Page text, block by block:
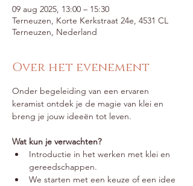
09 aug 2025, 13:00 – 15:30
Terneuzen, Korte Kerkstraat 24e, 4531 CL
Terneuzen, Nederland
Over het evenement
Onder begeleiding van een ervaren
keramist ontdek je de magie van klei en
breng je jouw ideeën tot leven.
Wat kun je verwachten?
Introductie in het werken met klei en
gereedschappen.
We starten met een keuze of een idee